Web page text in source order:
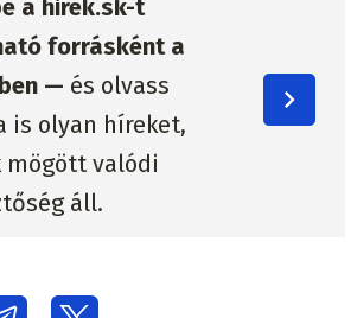
a hirek.sk-t
forrásként a
— és olvass
is olyan híreket,
mögött valódi
áll.